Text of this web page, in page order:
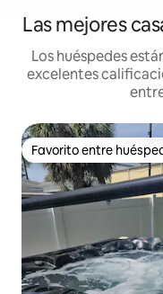
Las mejores
Los huéspedes
excelentes
Favorito entre
Favorito entre